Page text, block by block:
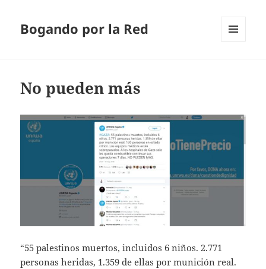
Bogando por la Red
No pueden más
“55 palestinos muertos, incluidos 6 niños. 2.771
personas heridas, 1.359 de ellas por munición real.